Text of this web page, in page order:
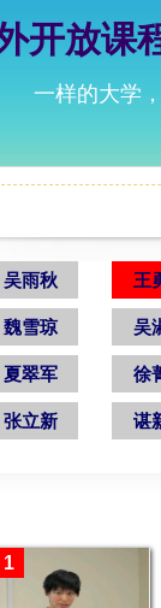
开放课
一样的大学
吴雨秋 王
魏雪琼 吴
夏翠军 徐
张立新 谌
1